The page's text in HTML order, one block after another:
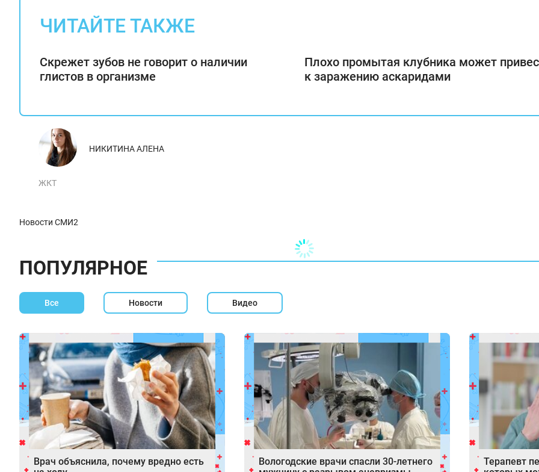
ЧИТАЙТЕ ТАКЖЕ
Скрежет зубов не говорит о наличии
глистов в организме
Плохо промытая клубника может
к заражению аскаридами
НИКИТИНА АЛЕНА
ЖКТ
Новости СМИ2
ПОПУЛЯРНОЕ
Все Новости Видео
Врач объяснила, почему вредно есть
Вологодские врачи спасли 30-летнего
Терапевт